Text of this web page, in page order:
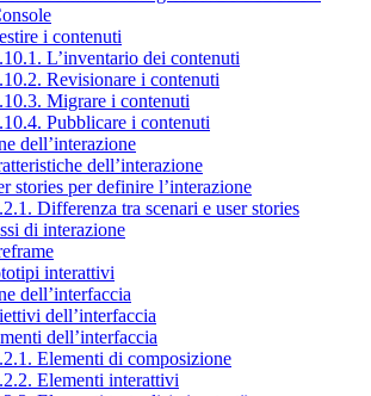
i contenuti
L’inventario dei contenuti
Revisionare i contenuti
Migrare i contenuti
Pubblicare i contenuti
dell’interazione
dell’interazione
stories per definire l’interazione
Differenza tra scenari e user stories
di interazione
interattivi
dell’interfaccia
dell’interfaccia
dell’interfaccia
Elementi di composizione
Elementi interattivi